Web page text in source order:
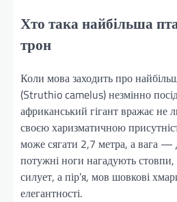
Хто така найбільша
трон
Коли мова заходить про
(Struthio camelus) незмінно
африканський гігант вражає не
своєю харизматичною
може сягати 2,7 метра, а вага —
потужні ноги нагадують
силует, а пір’я, мов шовкові
елегантності.